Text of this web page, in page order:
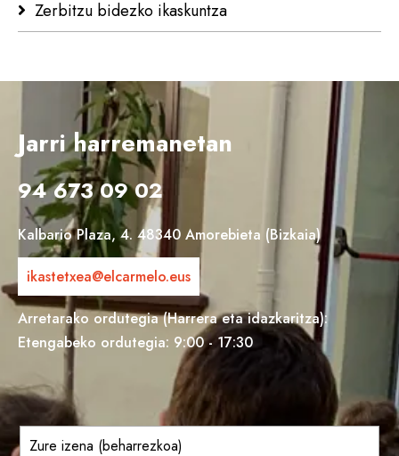
Zerbitzu bidezko ikaskuntza
Jarri harremanetan
94 673 09 02
Kalbario Plaza, 4. 48340 Amorebieta (Bizkaia)
ikastetxea@elcarmelo.eus
Arretarako ordutegia (Harrera eta idazkaritza):
Etengabeko ordutegia: 9:00 - 17:30